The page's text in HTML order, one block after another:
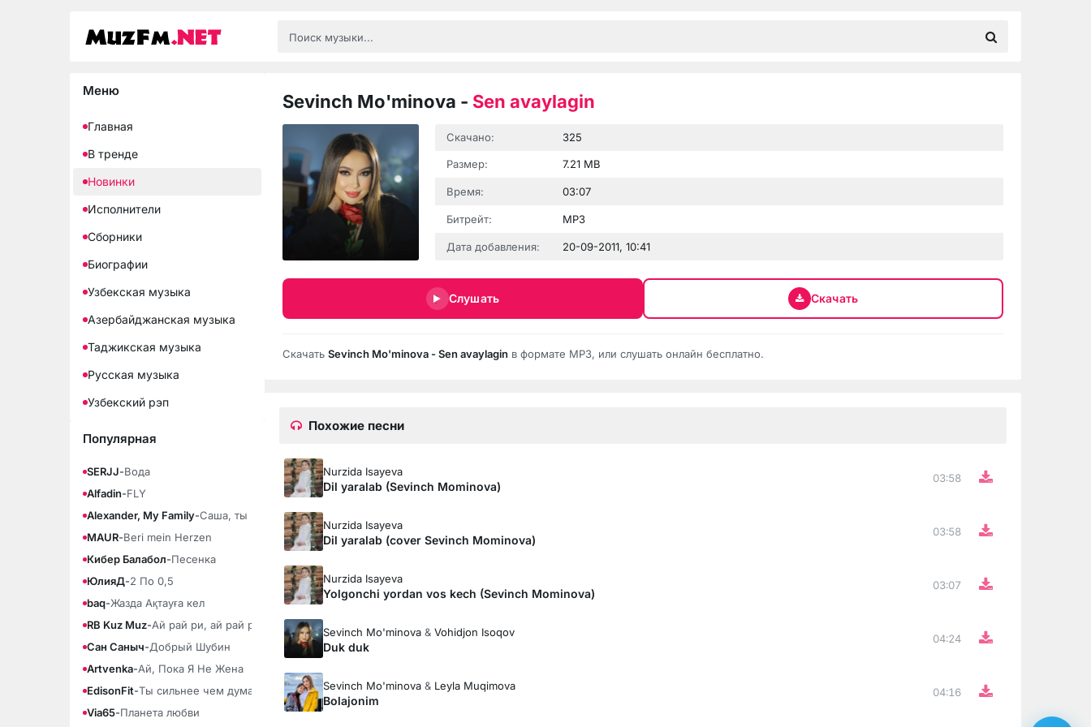
Меню
Главная
В тренде
Новинки
Исполнители
Сборники
Биографии
Узбекская музыка
Азербайджанская музыка
Таджикская музыка
Русская музыка
Узбекский рэп
Популярная
SERJJ-Вода
Alfadin-FLY
Alexander, My Family-Саша, ты моя любовь
MAUR-Beri mein Herzen
Кибер Балабол-Песенка
ЮлияД-2 По 0,5
baq-Жазда Ақтауға кел
RB Kuz Muz-Ай рай ри, ай рай ра
Сан Саныч-Добрый Шубин
Artvenka-Ай, Пока Я Не Жена
EdisonFit-Ты сильнее чем думаешь
Via65-Планета любви
Sevinch Mo'minova - Sen avaylagin
Скачано: 325
Размер: 7.21 MB
Время: 03:07
Битрейт: MP3
Дата добавления: 20-09-2011, 10:41
Слушать Скачать
Скачать Sevinch Mo'minova - Sen avaylagin в формате MP3, или слушать онлайн бесплатно.
Похожие песни
Nurzida Isayeva
Dil yaralab (Sevinch Mominova)
03:58
Nurzida Isayeva
Dil yaralab (cover Sevinch Mominova)
03:58
Nurzida Isayeva
Yolgonchi yordan vos kech (Sevinch Mominova)
03:07
Sevinch Mo'minova & Vohidjon Isoqov
Duk duk
04:24
Sevinch Mo'minova & Leyla Muqimova
Bolajonim
04:16